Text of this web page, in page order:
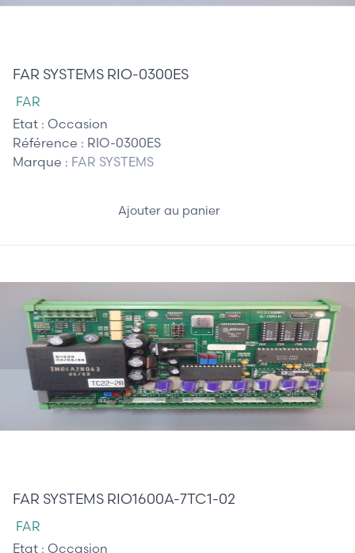
FAR SYSTEMS RIO-0300ES
FAR
Etat : Occasion
Référence : RIO-0300ES
Marque : FAR SYSTEMS
Ajouter au panier
FAR SYSTEMS RIO1600A-7TC1-02
FAR
Etat : Occasion